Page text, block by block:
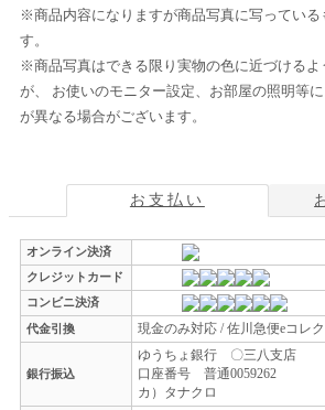
※商品内容になりますが商品写真に写っている
す。
※商品写真はできる限り実物の色に近づけるよ
が、 お使いのモニター設定、お部屋の照明等
が異なる場合がございます。
お支払い
オンライン決済
クレジットカード
コンビニ決済
代金引換
現金のみ対応 / 佐川急便eコレク
銀行振込
ゆうちょ銀行 〇三八支店
口座番号 普通0059262
カ）タナクロ